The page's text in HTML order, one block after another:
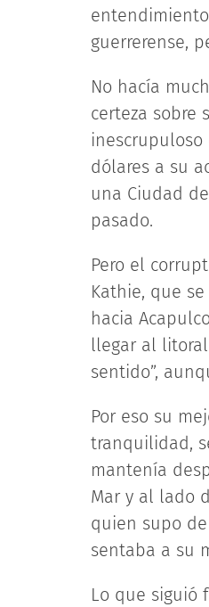
guerrerense,
No hacía
certeza sobre
dólares a su
una Ciudad
pasado.
Pero el
Kathie, que
hacia
llegar al
sentido”,
Por eso su
tranquilidad,
mantenía
Mar y al lado
quien supo
sentaba a su
Lo que siguió